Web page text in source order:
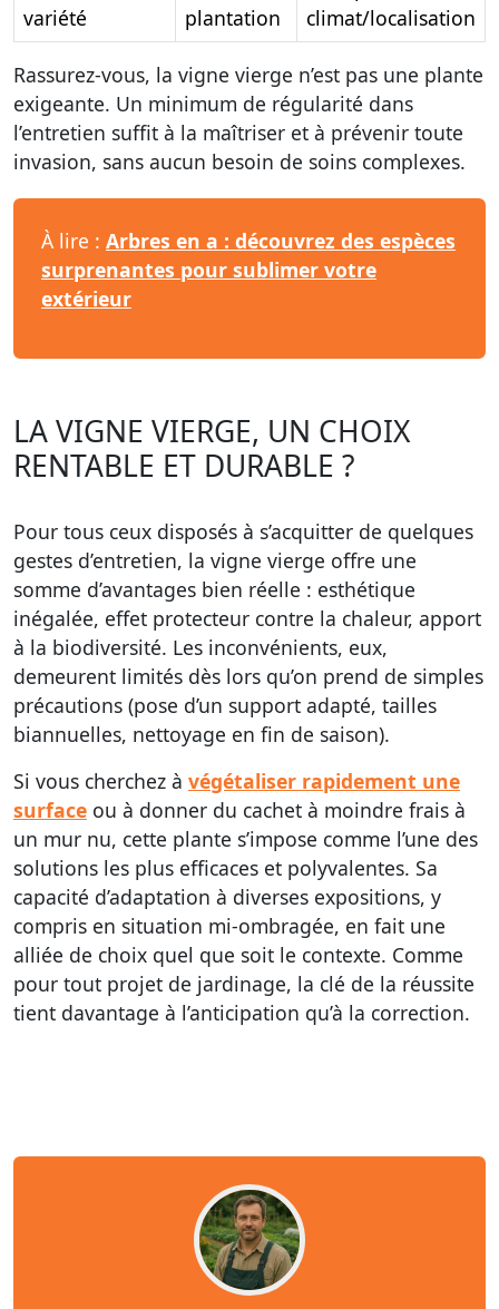
variété
plantation
climat/localisation
Rassurez-vous, la vigne vierge n’est pas une plante
exigeante. Un minimum de régularité dans
l’entretien suffit à la maîtriser et à prévenir toute
invasion, sans aucun besoin de soins complexes.
À lire : Arbres en a : découvrez des espèces
surprenantes pour sublimer votre
extérieur
LA VIGNE VIERGE, UN CHOIX
RENTABLE ET DURABLE ?
Pour tous ceux disposés à s’acquitter de quelques
gestes d’entretien, la vigne vierge offre une
somme d’avantages bien réelle : esthétique
inégalée, effet protecteur contre la chaleur, apport
à la biodiversité. Les inconvénients, eux,
demeurent limités dès lors qu’on prend de simples
précautions (pose d’un support adapté, tailles
biannuelles, nettoyage en fin de saison).
Si vous cherchez à végétaliser rapidement une
surface ou à donner du cachet à moindre frais à
un mur nu, cette plante s’impose comme l’une des
solutions les plus efficaces et polyvalentes. Sa
capacité d’adaptation à diverses expositions, y
compris en situation mi-ombragée, en fait une
alliée de choix quel que soit le contexte. Comme
pour tout projet de jardinage, la clé de la réussite
tient davantage à l’anticipation qu’à la correction.